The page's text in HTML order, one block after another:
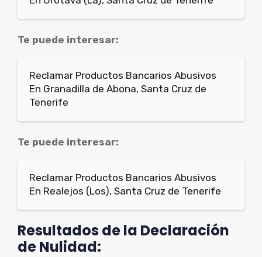
Te puede interesar:
Reclamar Productos Bancarios Abusivos
En Granadilla de Abona, Santa Cruz de
Tenerife
Te puede interesar:
Reclamar Productos Bancarios Abusivos
En Realejos (Los), Santa Cruz de Tenerife
Resultados de la Declaración
de Nulidad: